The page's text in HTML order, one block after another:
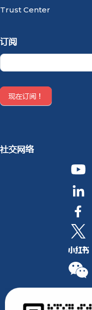
Trust Center
订阅
Newsletter
CN
现在订阅！
社交网络